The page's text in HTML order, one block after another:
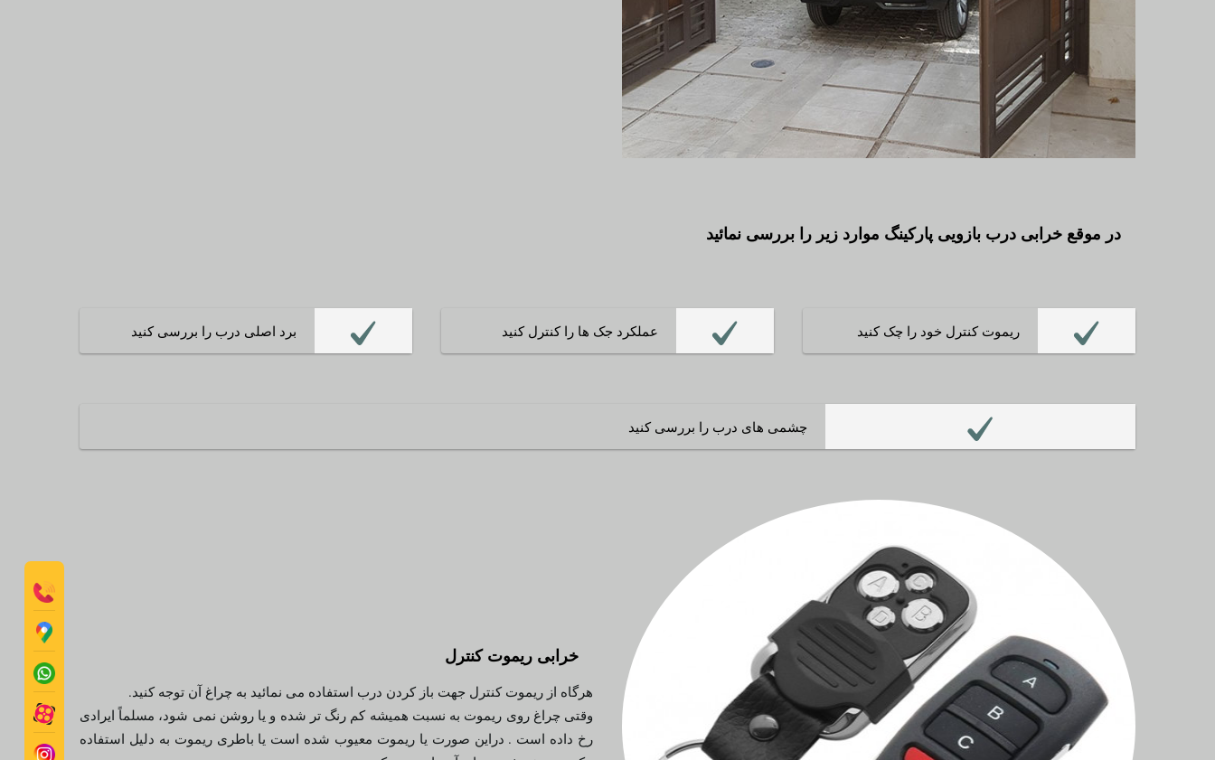
در موقع خرابی درب بازویی پارکینگ موارد زیر را بررسی نمائید
ریموت کنترل خود را چک کنید عملکرد جک ها را کنترل کنید برد اصلی درب را بررسی کنید
چشمی های درب را بررسی کنید
خرابی ریموت کنترل
هرگاه از ریموت کنترل جهت باز کردن درب استفاده می نمائید به چراغ آن توجه کنید.
وقتی چراغ روی ریموت به نسبت همیشه کم رنگ تر شده و یا روشن نمی شود، مسلماً ایرادی
رخ داده است . دراین صورت یا ریموت معیوب شده است یا باطری ریموت به دلیل استفاده